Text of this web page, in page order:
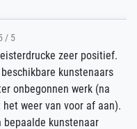
zeer positief.
kunstenaars
werk (na
voor af aan).